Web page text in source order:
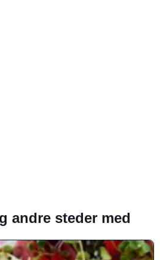
andre steder med